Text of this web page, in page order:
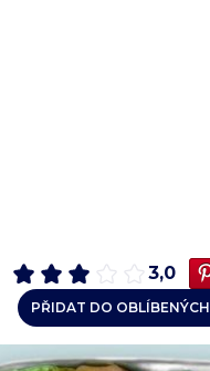
3,0
PŘIDAT DO OBLÍBENÝCH